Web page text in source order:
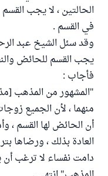
الحالتين ، لا يجب
في القسم .
وقد سئل الشيخ عبد
يجب القسم للحائض
فأجاب :
"المشهور من المذهب
منهما ، لأن الجميع
أن الحائض لها القسم ،
العادة بذلك ، ورضاها
دامت نفساء لا ترغب